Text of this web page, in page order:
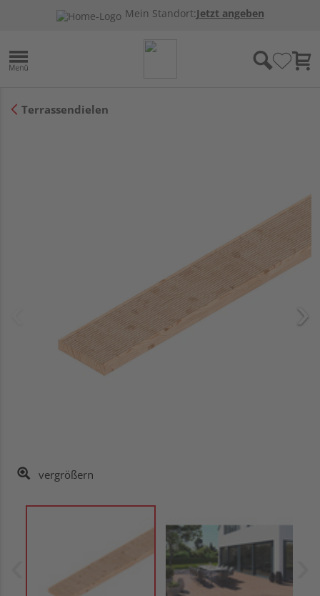
Mein Standort:Jetzt angeben
Terrassendielen
vergrößern